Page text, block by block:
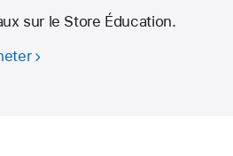
sur le Store Éducation.
Corps